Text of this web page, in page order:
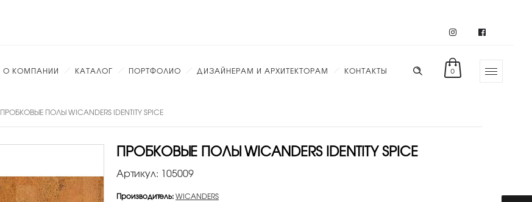
0
О КОМПАНИИ КАТАЛОГ ПОРТФОЛИО ДИЗАЙНЕРАМ И АРХИТЕКТОРАМ КОНТАКТЫ
ПРОБКОВЫЕ ПОЛЫ WICANDERS IDENTITY SPICE
ПРОБКОВЫЕ ПОЛЫ WICANDERS IDENTITY SPICE
Артикул: 105009
Производитель:WICANDERS